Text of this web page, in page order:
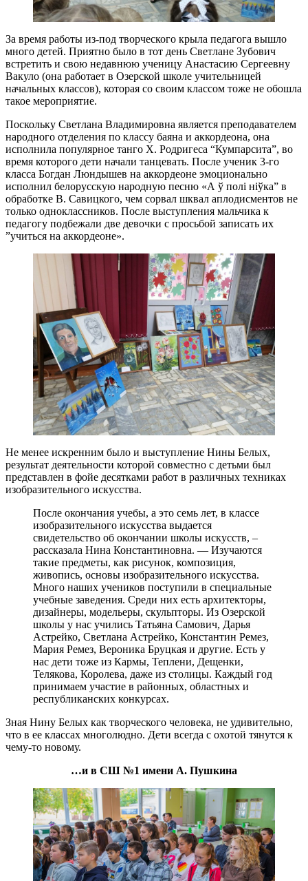
За время работы из-под творческого крыла педагога вышло
много детей. Приятно было в тот день Светлане Зубович
встретить и свою недавнюю ученицу Анастасию Сергеевну
Вакуло (она работает в Озерской школе учительницей
начальных классов), которая со своим классом тоже не обошла
такое мероприятие.
Поскольку Светлана Владимировна является преподавателем
народного отделения по классу баяна и аккордеона, она
исполнила популярное танго Х. Родригеса “Кумпарсита”, во
время которого дети начали танцевать. После ученик 3-го
класса Богдан Люндышев на аккордеоне эмоционально
исполнил белорусскую народную песню «А ў полі ніўка” в
обработке В. Савицкого, чем сорвал шквал аплодисментов не
только одноклассников. После выступления мальчика к
педагогу подбежали две девочки с просьбой записать их
”учиться на аккордеоне».
Не менее искренним было и выступление Нины Белых,
результат деятельности которой совместно с детьми был
представлен в фойе десятками работ в различных техниках
изобразительного искусства.
После окончания учебы, а это семь лет, в классе
изобразительного искусства выдается
свидетельство об окончании школы искусств, –
рассказала Нина Константиновна. — Изучаются
такие предметы, как рисунок, композиция,
живопись, основы изобразительного искусства.
Много наших учеников поступили в специальные
учебные заведения. Среди них есть архитекторы,
дизайнеры, модельеры, скульпторы. Из Озерской
школы у нас учились Татьяна Самович, Дарья
Астрейко, Светлана Астрейко, Константин Ремез,
Мария Ремез, Вероника Бруцкая и другие. Есть у
нас дети тоже из Кармы, Теплени, Дещенки,
Телякова, Королева, даже из столицы. Каждый год
принимаем участие в районных, областных и
республиканских конкурсах.
Зная Нину Белых как творческого человека, не удивительно,
что в ее классах многолюдно. Дети всегда с охотой тянутся к
чему-то новому.
…и в СШ №1 имени А. Пушкина